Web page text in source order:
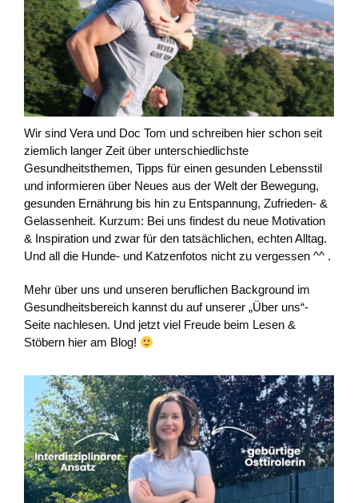
Wir sind Vera und Doc Tom und schreiben hier schon seit
ziemlich langer Zeit über unterschiedlichste
Gesundheitsthemen, Tipps für einen gesunden Lebensstil
und informieren über Neues aus der Welt der Bewegung,
gesunden Ernährung bis hin zu Entspannung, Zufrieden- &
Gelassenheit. Kurzum: Bei uns findest du neue Motivation
& Inspiration und zwar für den tatsächlichen, echten Alltag.
Und all die Hunde- und Katzenfotos nicht zu vergessen ^^ .
Mehr über uns und unseren beruflichen Background im
Gesundheitsbereich kannst du auf unserer „Über uns“-
Seite nachlesen. Und jetzt viel Freude beim Lesen &
Stöbern hier am Blog!